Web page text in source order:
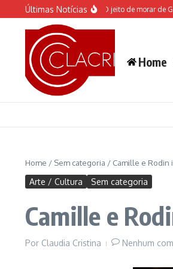
Ir para o conteúdo
Últimas Notícias
cartaz no Teatro Alfa O jeito de morar de
Home
Home / Sem categoria / Camille e Rodin
Arte / Cultura Sem categoria
Camille e
Por Claudia Cristina Nenhum